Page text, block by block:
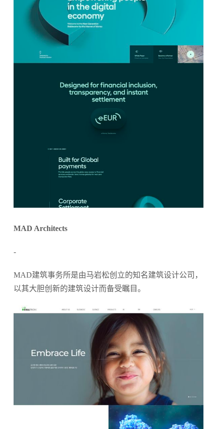
MAD Architects
-
MAD建筑事务所是由马岩松创立的知名建筑设计公司，
以其大胆创新的建筑设计而备受瞩目。